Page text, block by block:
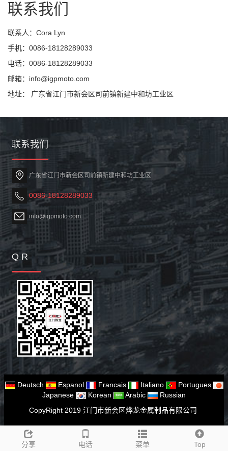
联系我们
联系人：Cora Lyn
手机：0086-18128289033
电话：0086-18128289033
邮箱：info@igpmoto.com
地址： 广东省江门市新会区司前镇新建中和坊工业区
分享 电话 菜单 Top
联系我们
广东省江门市新会区司前镇新建中和坊工业区
0086-18128289033
info@igpmoto.com
Q R
Deutsch Espanol Francais Italiano
Portugues
Japanese
Korean Arabic
Russian
CopyRight 2019 江门市新会区烨龙金属制品有限公司